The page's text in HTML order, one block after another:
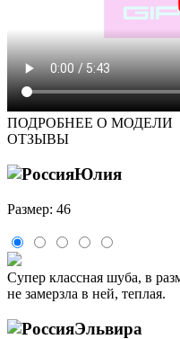
ПОДРОБНЕЕ О МОДЕЛИ
ОТЗЫВЫ
Юлия
Размер: 46
Супер классная шуба, в
не замерзла в ней, теплая.
Эльвира